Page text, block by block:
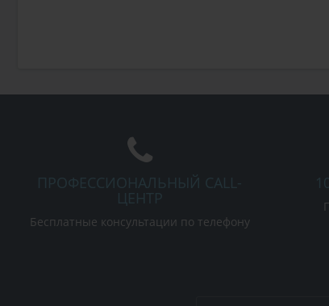
ПРОФЕССИОНАЛЬНЫЙ CALL-
ЦЕНТР
Бесплатные консультации по телефону